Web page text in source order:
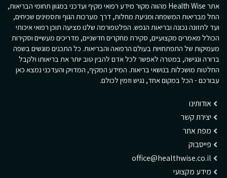
אתר Health Wise מהווה מקור מידע רפואי מקיף ועדכני במגוון תחומי הבריאות,
החל מבריאות המשפחה ומניעת מחלות, דרך מערכות הגוף ותסמינים שכיחים,
ועד לתזונה נכונה ובריאות הנפש. הפלטפורמה שלנו מציעה תוכן רפואי איכותי
הכולל מאמרים מקצועיים, סקירת מחקרים חדשניים, מדריכים מעשיים וסקירות
מעמיקות של התפתחויות בעולם הרפואה והבריאות. כל התכנים מוגשים בשפה
ברורה ונגישה, במטרה לאפשר לכל אדם להבין טוב יותר את בריאותו ולקבל
החלטות מושכלות בנושאי בריאות. המידע המקיף, המדויק והעדכני נמצא כאן
עבורכם - הכל במקום אחד, נגיש וזמין לכולם.
אודותינו
יצירת קשר
מפת אתר
פייסבוק
office@healthwise.co.il
מידע מקצועי